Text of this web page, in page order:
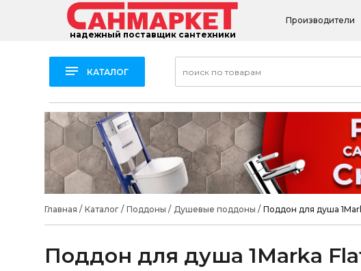
надежный поставщик сантехники
Производители
КАТАЛОГ
Главная / Каталог/ Поддоны / Душевые поддоны / Поддон для душа
Поддон для душа 1Marka